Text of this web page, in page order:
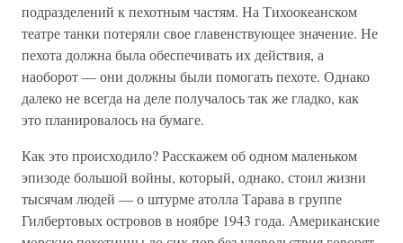
подразделений к пехотным частям. На Тихоокеанском
театре танки потеряли свое главенствующее значение. Не
пехота должна была обеспечивать их действия, а
наоборот — они должны были помогать пехоте. Однако
далеко не всегда на деле получалось так же гладко, как
это планировалось на бумаге.
Как это происходило? Расскажем об одном маленьком
эпизоде большой войны, который, однако, стоил жизни
тысячам людей — о штурме атолла Тарава в группе
Гилбертовых островов в ноябре 1943 года. Американские